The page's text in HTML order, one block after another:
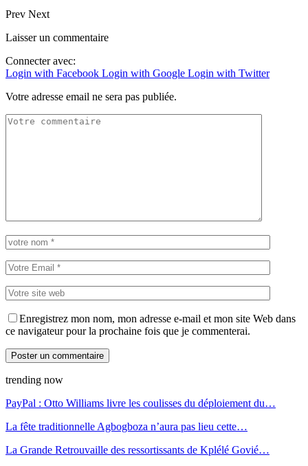
Prev Next
Laisser un commentaire
Connecter avec:
Login with Facebook Login with Google Login with Twitter
Votre adresse email ne sera pas publiée.
Enregistrez mon nom, mon adresse e-mail et mon site Web dans
ce navigateur pour la prochaine fois que je commenterai.
trending now
PayPal : Otto Williams livre les coulisses du déploiement du…
La fête traditionnelle Agbogboza n’aura pas lieu cette…
La Grande Retrouvaille des ressortissants de Kplélé Govié…